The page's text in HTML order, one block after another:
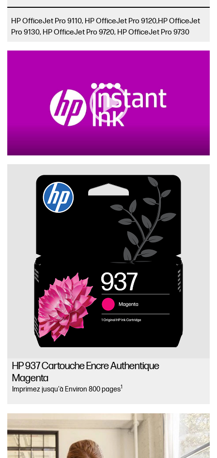
HP OfficeJet Pro 9110, HP OfficeJet Pro 9120,HP OfficeJet
Pro 9130, HP OfficeJet Pro 9720, HP OfficeJet Pro 9730
Video Player
HP 937 Cartouche Encre Authentique
Magenta
Imprimez jusqu'à Environ 800 pages1